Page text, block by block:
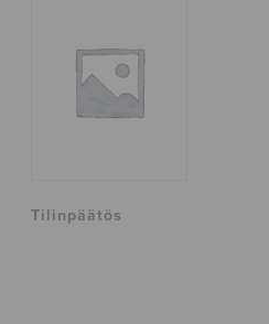
Tilinpäätös